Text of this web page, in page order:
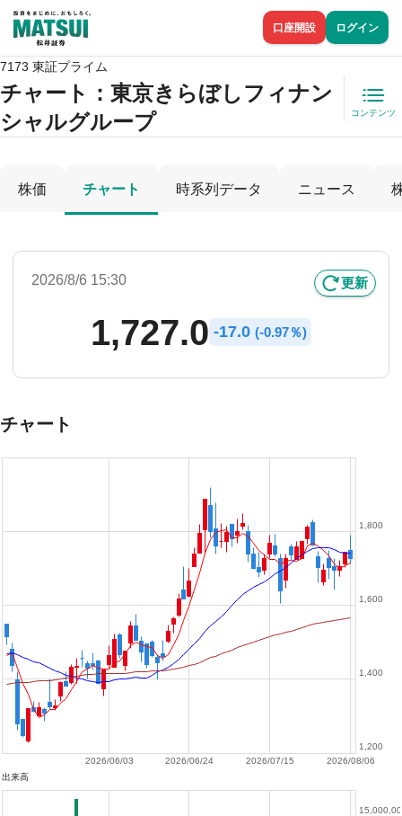
口座開設 ログイン
7173 東証プライム
チャート： 東京きらぼしフィナン
シャルグループ
コンテンツ
株価 チャート 時系列データ ニュース
2026/8/6 15:30 更新
1,727.0 -17.0 (-0.97％)
チャート
2026/08/06
2026/07/15
2026/06/24
2026/06/03
1,200
1,400
1,600
1,800
出来高